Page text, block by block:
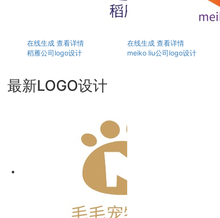
在线生成 查看详情
稻雁公司logo设计
在线生成 查看详情
meiko liu公司logo设计
最新LOGO设计